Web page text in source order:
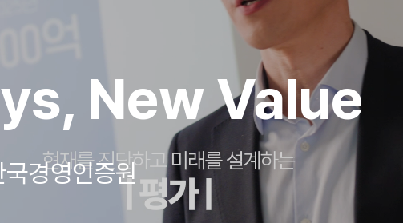
New Value
경영인증원